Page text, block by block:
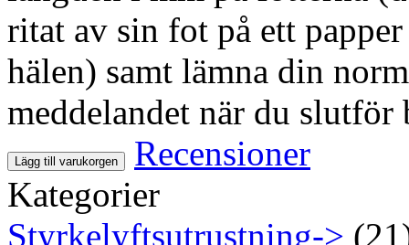
ritat av sin fot på ett
hälen) samt lämna din
meddelandet när du slutför
Lägg till varukorgen
Recensioner
Kategorier
Styrkelyftsutrustning->